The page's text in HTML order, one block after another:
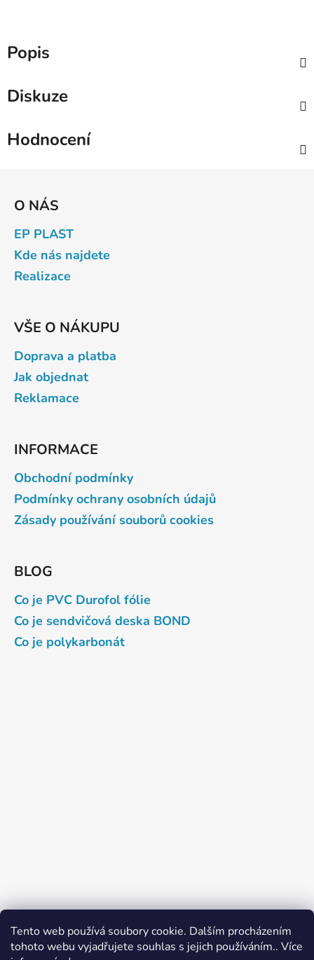
Tento web používá soubory cookie. Dalším procházením
tohoto webu vyjadřujete souhlas s jejich používáním.. Více
Popis
Diskuze
Hodnocení
O NÁS
EP PLAST
Kde nás najdete
Realizace
VŠE O NÁKUPU
Doprava a platba
Jak objednat
Reklamace
INFORMACE
Obchodní podmínky
Podmínky ochrany osobních údajů
Zásady používání souborů cookies
BLOG
Co je PVC Durofol fólie
Co je sendvičová deska BOND
Co je polykarbonát
Mapy.cz - ELIMA Plasty CZ >>
Firmy.cz - ELIMA Plasty CZ >>